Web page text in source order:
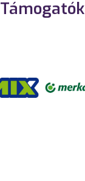
Támogatók